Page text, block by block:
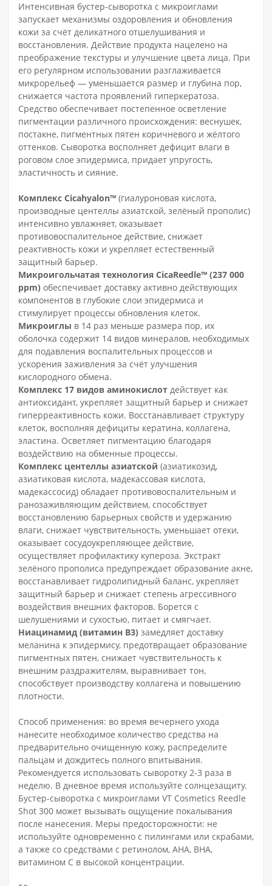
Интенсивная бустер-сыворотка с микроиглами
запускает механизмы оздоровления и обновления
кожи за счёт деликатного отшелушивания и
восстановления. Действие продукта нацелено на
преображение текстуры и улучшение цвета лица. При
его регулярном использовании разглаживается
микрорельеф — уменьшается размер и глубина пор,
снижается частота проявлений гиперкератоза.
Средство обеспечивает постепенное осветление
пигментации различного происхождения: веснушек,
постакне, пигментных пятен коричневого и жёлтого
оттенков. Сыворотка восполняет дефицит влаги в
роговом слое эпидермиса, придает упругость,
эластичность и сияние.
Комплекс Cicahyalon™ (гиалуроновая кислота,
производные центеллы азиатской, зелёный прополис)
интенсивно увлажняет, оказывает
противовоспалительное действие, снижает
реактивность кожи и укрепляет естественный
защитный барьер.
Микроигольчатая технология CicaReedle™ (237 000
ppm) обеспечивает доставку активно действующих
компонентов в глубокие слои эпидермиса и
стимулирует процессы обновления клеток.
Микроиглы в 14 раз меньше размера пор, их
оболочка содержит 14 видов минералов, необходимых
для подавления воспалительных процессов и
ускорения заживления за счёт улучшения
кислородного обмена.
Комплекс 17 видов аминокислот действует как
антиоксидант, укрепляет защитный барьер и снижает
гиперреактивность кожи. Восстанавливает структуру
клеток, восполняя дефициты кератина, коллагена,
эластина. Осветляет пигментацию благодаря
воздействию на обменные процессы.
Комплекс центеллы азиатской (азиатикозид,
азиатиковая кислота, мадекассовая кислота,
мадекассосид) обладает противовоспалительным и
ранозаживляющим действием, способствует
восстановлению барьерных свойств и удержанию
влаги, снижает чувствительность, уменьшает отеки,
оказывает сосудоукрепляющее действие,
осуществляет профилактику купероза. Экстракт
зелёного прополиса предупреждает образование акне,
восстанавливает гидролипидный баланс, укрепляет
защитный барьер и снижает степень агрессивного
воздействия внешних факторов. Борется с
шелушениями и сухостью, питает и смягчает.
Ниацинамид (витамин В3) замедляет доставку
меланина к эпидермису, предотвращает образование
пигментных пятен, снижает чувствительность к
внешним раздражителям, выравнивает тон,
способствует производству коллагена и повышению
плотности.
Способ применения: во время вечернего ухода
нанесите необходимое количество средства на
предварительно очищенную кожу, распределите
пальцам и дождитесь полного впитывания.
Рекомендуется использовать сыворотку 2-3 раза в
неделю. В дневное время используйте солнцезащиту.
Бустер-сыворотка с микроиглами VT Cosmetics Reedle
Shot 300 может вызывать ощущение покалывания
после нанесения. Меры предосторожности: не
используйте одновременно с пилингами или скрабами,
а также со средствами с ретинолом, AHA, BHA,
витамином C в высокой концентрации.